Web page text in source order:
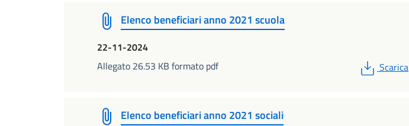
Elenco beneficiari anno 2021 scuola
22-11-2024
Allegato 26.53 KB formato pdf
PDF
Scarica
Elenco beneficiari anno 2021 sociali